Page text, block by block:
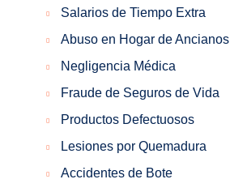
Salarios de Tiempo Extra
Abuso en Hogar de Ancianos
Negligencia Médica
Fraude de Seguros de Vida
Productos Defectuosos
Lesiones por Quemadura
Accidentes de Bote